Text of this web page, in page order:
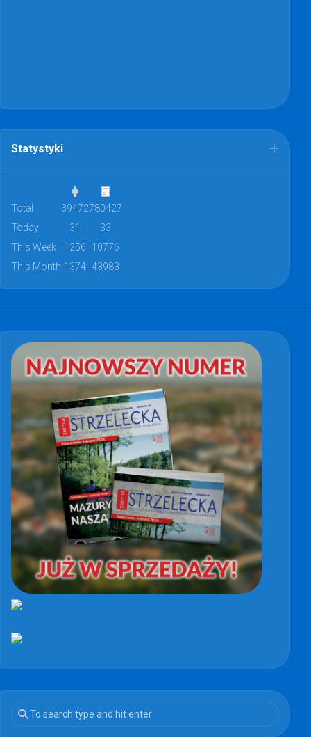
Statystyki
Total 39472780427
Today
31
33
This Week
1256
10776
This Month 1374 43983